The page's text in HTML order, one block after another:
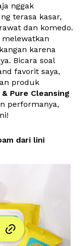
nggak
terasa kasar,
dan komedo.
karena
benar-benar merasakan manfaatnya. Bicara soal
Pure Cleansing
performanya,
dari lini